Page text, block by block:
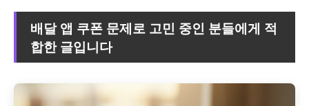
배달 앱 쿠폰 문제로 고민 중인 분들에게 적
합한 글입니다